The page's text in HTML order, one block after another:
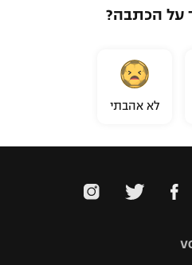
על הכתבה?
לא אהבתי